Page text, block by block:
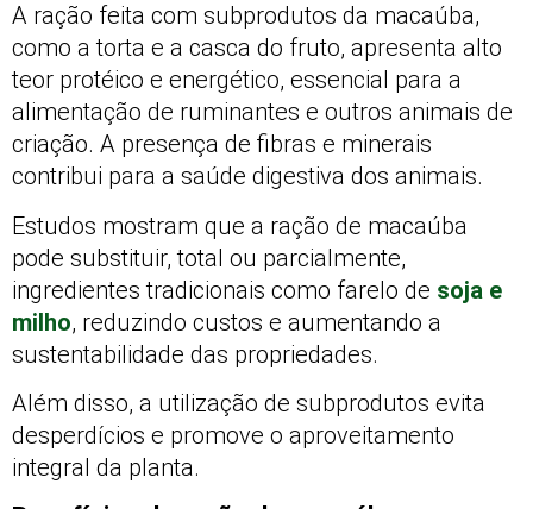
A ração feita com subprodutos da macaúba,
como a torta e a casca do fruto, apresenta alto
teor protéico e energético, essencial para a
alimentação de ruminantes e outros animais de
criação. A presença de fibras e minerais
contribui para a saúde digestiva dos animais.
Estudos mostram que a ração de macaúba
pode substituir, total ou parcialmente,
ingredientes tradicionais como farelo de soja e
milho, reduzindo custos e aumentando a
sustentabilidade das propriedades.
Além disso, a utilização de subprodutos evita
desperdícios e promove o aproveitamento
integral da planta.